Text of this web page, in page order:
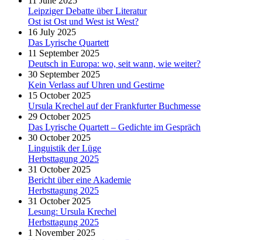
Leipziger Debatte über Literatur
Ost ist Ost und West ist West?
16 July 2025
Das Lyrische Quartett
11 September 2025
Deutsch in Europa: wo, seit wann, wie weiter?
30 September 2025
Kein Verlass auf Uhren und Gestirne
15 October 2025
Ursula Krechel auf der Frankfurter Buchmesse
29 October 2025
Das Lyrische Quartett – Gedichte im Gespräch
30 October 2025
Linguistik der Lüge
Herbsttagung 2025
31 October 2025
Bericht über eine Akademie
Herbsttagung 2025
31 October 2025
Lesung: Ursula Krechel
Herbsttagung 2025
1 November 2025